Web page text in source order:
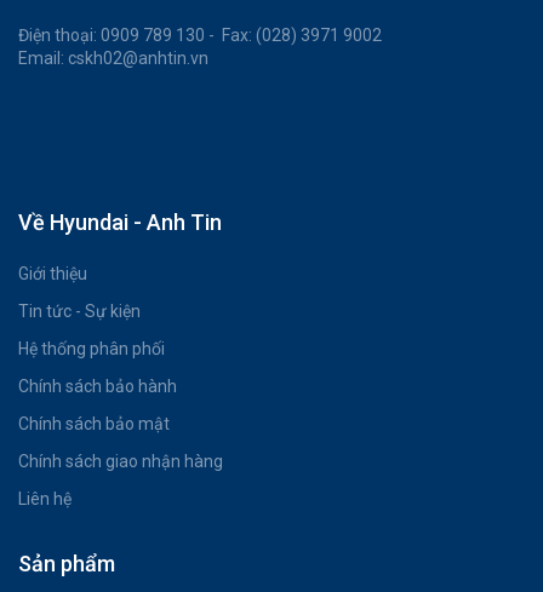
Điện thoại: 0909 789 130 - Fax: (028) 3971 9002
Email: cskh02@anhtin.vn
Về Hyundai - Anh Tin
Giới thiệu
Tin tức - Sự kiện
Hệ thống phân phối
Chính sách bảo hành
Chính sách bảo mật
Chính sách giao nhận hàng
Liên hệ
Sản phẩm